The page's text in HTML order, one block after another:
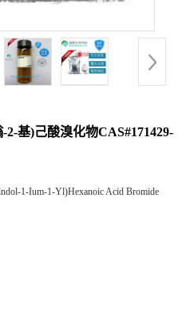
2-基)己酸溴化物CAS#171429-
1-Ium-1-Yl)Hexanoic Acid Bromide